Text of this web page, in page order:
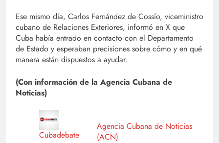
Ese mismo día, Carlos Fernández de Cossío, viceministro
cubano de Relaciones Exteriores, informó en X que
Cuba había entrado en contacto con el Departamento
de Estado y esperaban precisiones sobre cómo y en qué
manera están dispuestos a ayudar.
(Con información de la Agencia Cubana de
Noticias)
Cubadebate
Agencia Cubana de Noticias
(ACN)